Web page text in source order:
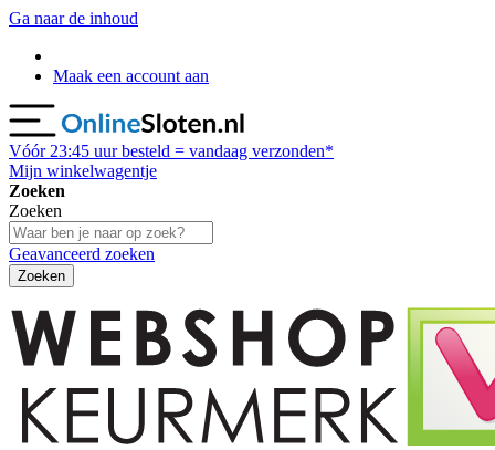
Ga naar de inhoud
Maak een account aan
Vóór 23:45 uur besteld = vandaag verzonden*
Mijn winkelwagentje
Zoeken
Zoeken
Geavanceerd zoeken
Zoeken